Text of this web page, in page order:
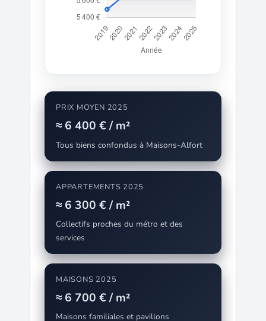
PRIX MOYEN 2025
≈ 6 400 € / m²
Tous biens confondus à Maisons-Alfort
APPARTEMENTS 2025
≈ 6 300 € / m²
Collectifs proches du métro et des
services
MAISONS 2025
≈ 6 700 € / m²
Maisons familiales et pavillons